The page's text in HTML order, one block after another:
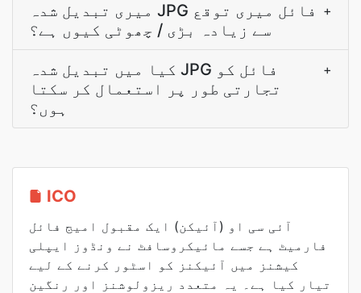
میری تبدیل شدہ JPG فائل میری توقع
سے زیادہ بڑی / چھوٹی کیوں ہے؟
+
کیا میں تبدیل شدہ JPG فائل کو
تجارتی طور پر استعمال کر سکتا
ہوں؟
+
ICO
آئی سی او (آئیکن) ایک مقبول امیج فائل
فارمیٹ ہے جسے مائیکروسافٹ نے ونڈوز ایپلی
کیشنز میں آئیکنز کو اسٹور کرنے کے لیے
تیار کیا ہے۔ یہ متعدد ریزولوشنز اور رنگین